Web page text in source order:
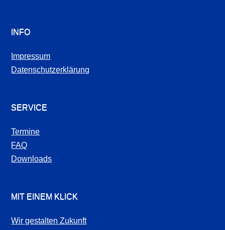
INFO
Impressum
Datenschutzerklärung
SERVICE
Termine
FAQ
Downloads
MIT EINEM KLICK
Wir gestalten Zukunft